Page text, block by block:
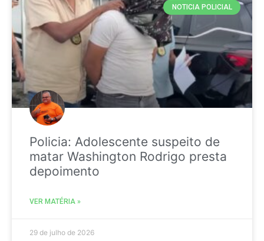
NOTICIA POLICIAL
Policia: Adolescente suspeito de
matar Washington Rodrigo presta
depoimento
VER MATÉRIA »
29 de julho de 2026